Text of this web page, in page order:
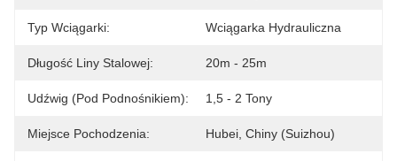
Typ Wciągarki: Wciągarka Hydrauliczna
Długość Liny Stalowej: 20m - 25m
Udźwig (pod Podnośnikiem): 1,5 - 2 Tony
Miejsce Pochodzenia: Hubei, Chiny (Suizhou)